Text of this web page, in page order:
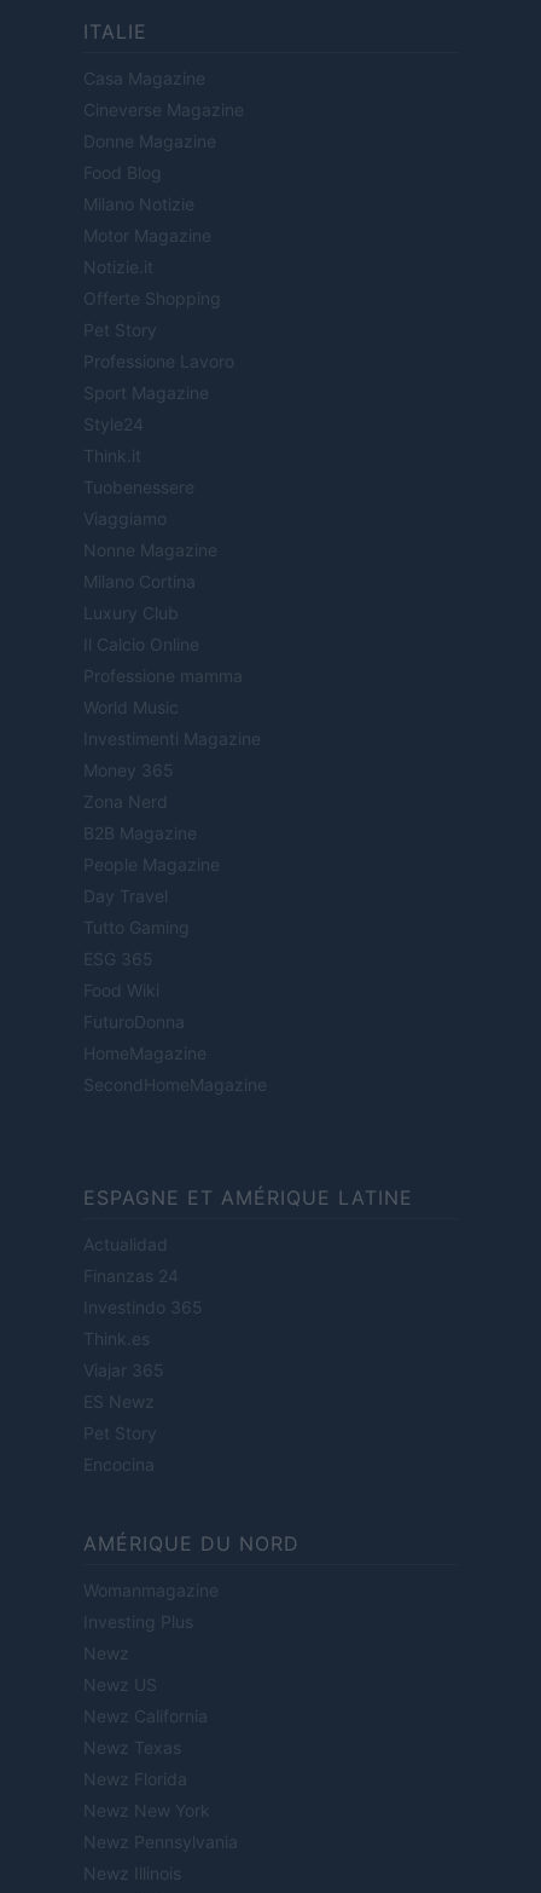
ITALIE
Casa Magazine
Cineverse Magazine
Donne Magazine
Food Blog
Milano Notizie
Motor Magazine
Notizie.it
Offerte Shopping
Pet Story
Professione Lavoro
Sport Magazine
Style24
Think.it
Tuobenessere
Viaggiamo
Nonne Magazine
Milano Cortina
Luxury Club
Il Calcio Online
Professione mamma
World Music
Investimenti Magazine
Money 365
Zona Nerd
B2B Magazine
People Magazine
Day Travel
Tutto Gaming
ESG 365
Food Wiki
FuturoDonna
HomeMagazine
SecondHomeMagazine
ESPAGNE ET AMÉRIQUE LATINE
Actualidad
Finanzas 24
Investindo 365
Think.es
Viajar 365
ES Newz
Pet Story
Encocina
AMÉRIQUE DU NORD
Womanmagazine
Investing Plus
Newz
Newz US
Newz California
Newz Texas
Newz Florida
Newz New York
Newz Pennsylvania
Newz Illinois